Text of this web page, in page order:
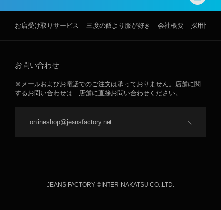
お店受け取りサービス 三度の飯より服が好き 会社概要 採用情報
お問い合わせ
※メールおよびお電話でのご注文は承っておりません。店舗に関
するお問い合わせは、店舗に直接お問い合わせください。
onlineshop@jeansfactory.net
JEANS FACTORY ©INTER-NAKATSU CO.,LTD.